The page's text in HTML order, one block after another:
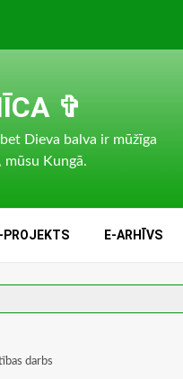
✞
Dieva balva ir mūžīga
mūsu Kungā.
PROJEKTS E-ARHĪVS
darbs